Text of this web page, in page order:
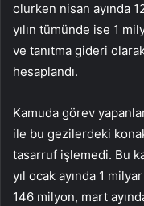
olurken nisan ayında
yılın tümünde ise 1
ve tanıtma gideri
hesaplandı.
Kamuda görev
ile bu gezilerdeki
tasarruf işlemedi. Bu
yıl ocak ayında 1
146 milyon, mart